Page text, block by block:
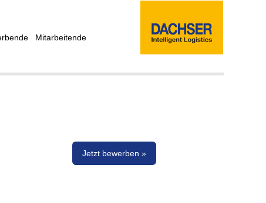
Mitarbeitende
Jetzt bewerben »